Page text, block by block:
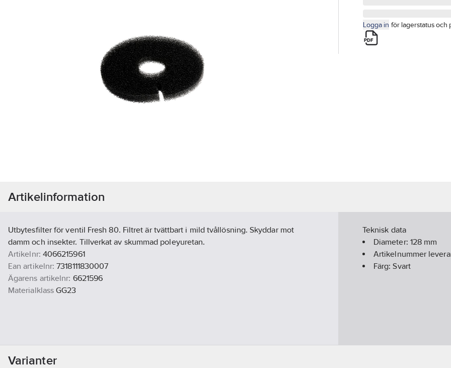
Logga in för lagerstatus och
Artikelinformation
Utbytesfilter för ventil Fresh 80. Filtret är tvättbart i mild tvållösning. Skyddar mot
damm och insekter. Tillverkat av skummad poleyuretan.
Artikelnr: 4066215961
Ean artikelnr: 7318111830007
Ägarens artikelnr: 6621596
Materialklass GG23
Teknisk data
Diameter: 128 mm
Artikelnummer
Färg:Svart
Varianter